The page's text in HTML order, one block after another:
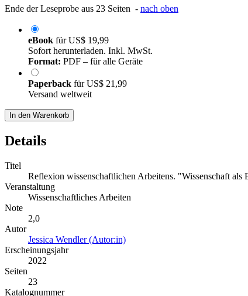
Ende der Leseprobe aus 23 Seiten - nach oben
eBook fürUS$ 19,99
Sofort herunterladen. Inkl. MwSt.
Format: PDF – für alle Geräte
Paperback fürUS$ 21,99
Versand weltweit
In den Warenkorb
Details
Titel
Reflexion wissenschaftlichen Arbeitens. "Wissenschaft
Veranstaltung
Wissenschaftliches Arbeiten
Note
2,0
Autor
Jessica Wendler (Autor:in)
Erscheinungsjahr
2022
Seiten
23
Katalognummer